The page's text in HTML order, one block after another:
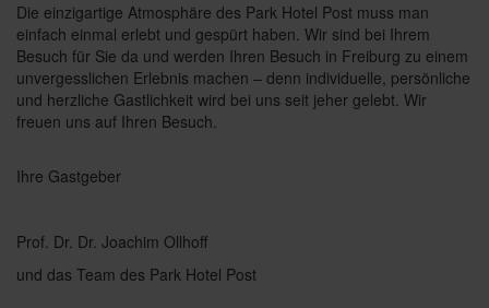
Die einzigartige Atmosphäre des Park Hotel Post muss man
einfach einmal erlebt und gespürt haben. Wir sind bei Ihrem
Besuch für Sie da und werden Ihren Besuch in Freiburg zu einem
unvergesslichen Erlebnis machen – denn individuelle, persönliche
und herzliche Gastlichkeit wird bei uns seit jeher gelebt. Wir
freuen uns auf Ihren Besuch.
Ihre Gastgeber
Prof. Dr. Dr. Joachim Ollhoff
und das Team des Park Hotel Post